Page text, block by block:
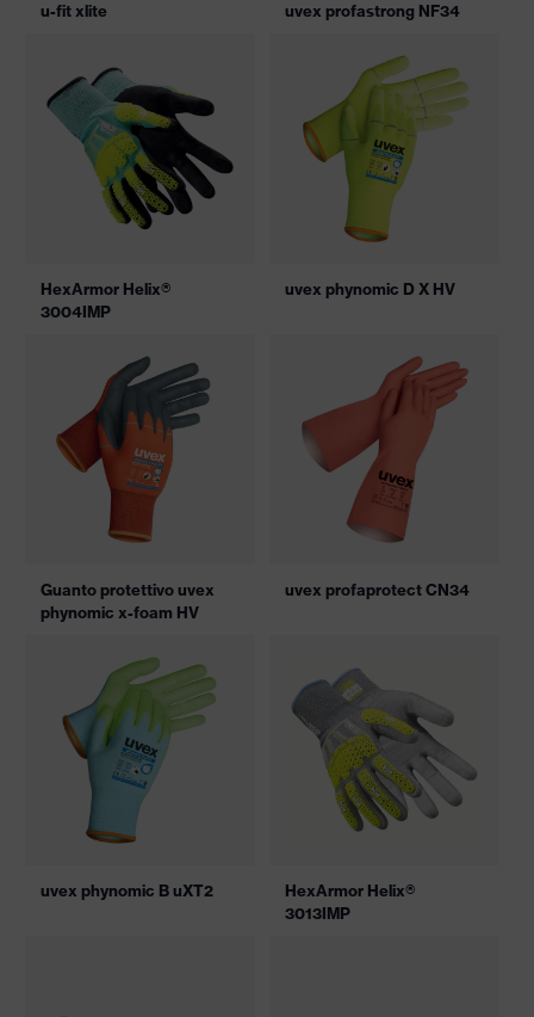
u-fit xlite uvex profastrong NF34
HexArmor Helix®
3004IMP
uvex phynomic D X HV
Guanto protettivo uvex
phynomic x-foam HV
uvex profaprotect CN34
uvex phynomic B uXT2
HexArmor Helix®
3013IMP